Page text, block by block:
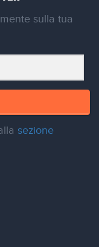
sulla tua
sezione